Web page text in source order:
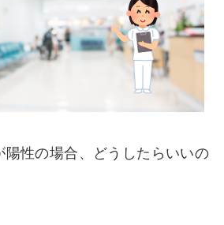
陽性の場合、どうしたらいいの